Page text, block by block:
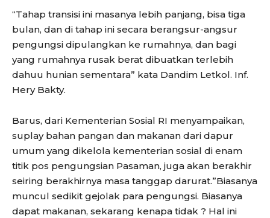
“Tahap transisi ini masanya lebih panjang, bisa tiga
bulan, dan di tahap ini secara berangsur-angsur
pengungsi dipulangkan ke rumahnya, dan bagi
yang rumahnya rusak berat dibuatkan terlebih
dahuu hunian sementara” kata Dandim Letkol. Inf.
Hery Bakty.
Barus, dari Kementerian Sosial RI menyampaikan,
suplay bahan pangan dan makanan dari dapur
umum yang dikelola kementerian sosial di enam
titik pos pengungsian Pasaman, juga akan berakhir
seiring berakhirnya masa tanggap darurat.”Biasanya
muncul sedikit gejolak para pengungsi. Biasanya
dapat makanan, sekarang kenapa tidak ? Hal ini